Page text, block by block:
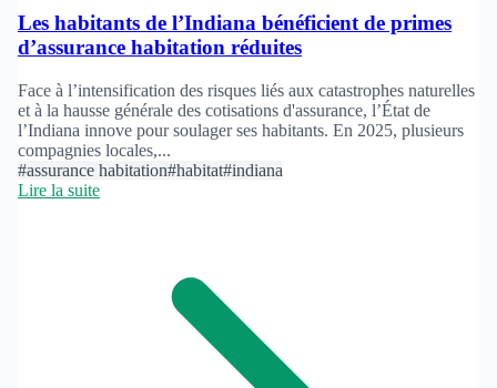
Les habitants de l’Indiana bénéficient de primes
d’assurance habitation réduites
Face à l’intensification des risques liés aux catastrophes naturelles
et à la hausse générale des cotisations d'assurance, l’État de
l’Indiana innove pour soulager ses habitants. En 2025, plusieurs
compagnies locales,...
#assurance habitation#habitat#indiana
Lire la suite